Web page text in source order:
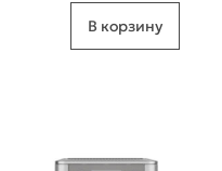
В корзину